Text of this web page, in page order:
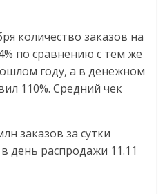
количество заказов на
по сравнению с тем же
году, а в денежном
110%. Средний чек
заказов за сутки
день распродажи 11.11